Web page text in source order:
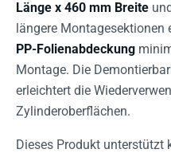
Länge x 460 mm Breite
längere Montagesektionen
PP-Folienabdeckung
Montage. Die
erleichtert die
Zylinderoberflächen.
Dieses Produkt unterstützt